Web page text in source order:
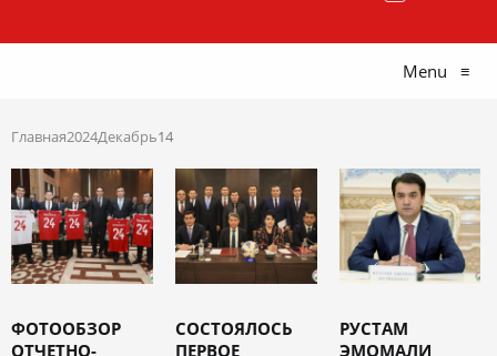
Menu ≡
Главная2024Декабрь14
ФОТООБЗОР
ОТЧЕТНО-
СОСТОЯЛОСЬ
ПЕРВОЕ
РУСТАМ
ЭМОМАЛИ